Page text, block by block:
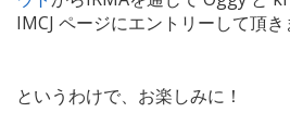
IMCJ ページにエントリーして頂き
というわけで、お楽しみに！